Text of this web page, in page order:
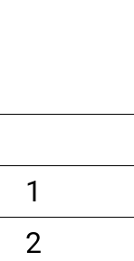
1
2